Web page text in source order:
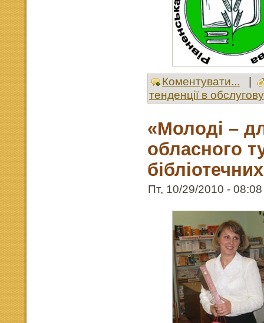
Коментувати...
тенденції в
«Молоді –
обласного
Пт, 10/29/2010 -